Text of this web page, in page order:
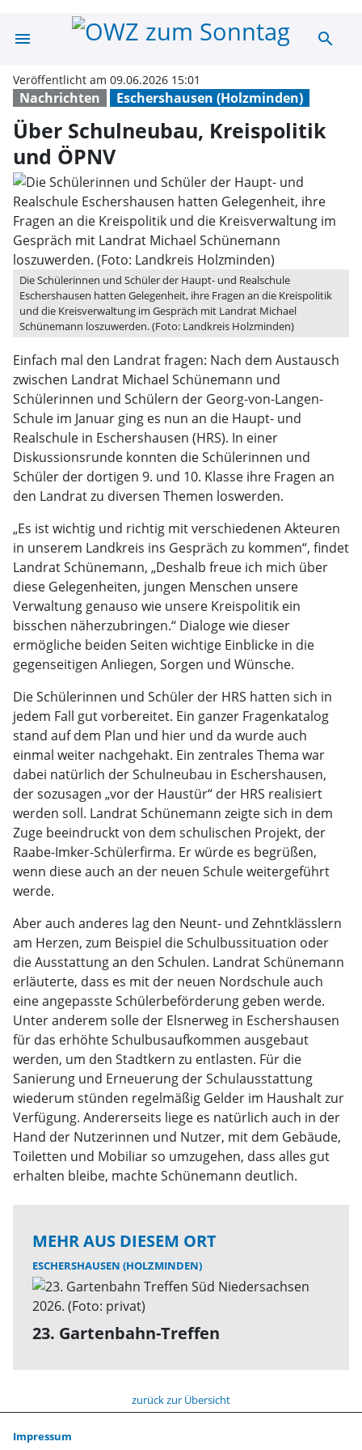
menu Über search
Nachrichten Eschershausen (Holzminden)
Veröffentlicht am 09.06.2026 15:01
Über Schulneubau, Kreispolitik
und ÖPNV
Die Schülerinnen und Schüler der Haupt- und Realschule
Eschershausen hatten Gelegenheit, ihre Fragen an die Kreispolitik
und die Kreisverwaltung im Gespräch mit Landrat Michael
Schünemann loszuwerden. (Foto: Landkreis Holzminden)
Einfach mal den Landrat fragen: Nach dem Austausch
zwischen Landrat Michael Schünemann und
Schülerinnen und Schülern der Georg-von-Langen-
Schule im Januar ging es nun an die Haupt- und
Realschule in Eschershausen (HRS). In einer
Diskussionsrunde konnten die Schülerinnen und
Schüler der dortigen 9. und 10. Klasse ihre Fragen an
den Landrat zu diversen Themen loswerden.
„Es ist wichtig und richtig mit verschiedenen Akteuren
in unserem Landkreis ins Gespräch zu kommen“, findet
Landrat Schünemann, „Deshalb freue ich mich über
diese Gelegenheiten, jungen Menschen unsere
Verwaltung genauso wie unsere Kreispolitik ein
bisschen näherzubringen.“ Dialoge wie dieser
ermögliche beiden Seiten wichtige Einblicke in die
gegenseitigen Anliegen, Sorgen und Wünsche.
Die Schülerinnen und Schüler der HRS hatten sich in
jedem Fall gut vorbereitet. Ein ganzer Fragenkatalog
stand auf dem Plan und hier und da wurde auch
einmal weiter nachgehakt. Ein zentrales Thema war
dabei natürlich der Schulneubau in Eschershausen,
der sozusagen „vor der Haustür“ der HRS realisiert
werden soll. Landrat Schünemann zeigte sich in dem
Zuge beeindruckt von dem schulischen Projekt, der
Raabe-Imker-Schülerfirma. Er würde es begrüßen,
wenn diese auch an der neuen Schule weitergeführt
werde.
Aber auch anderes lag den Neunt- und Zehntklässlern
am Herzen, zum Beispiel die Schulbussituation oder
die Ausstattung an den Schulen. Landrat Schünemann
erläuterte, dass es mit der neuen Nordschule auch
eine angepasste Schülerbeförderung geben werde.
Unter anderem solle der Elsnerweg in Eschershausen
für das erhöhte Schulbusaufkommen ausgebaut
werden, um den Stadtkern zu entlasten. Für die
Sanierung und Erneuerung der Schulausstattung
wiederum stünden regelmäßig Gelder im Haushalt zur
Verfügung. Andererseits liege es natürlich auch in der
Hand der Nutzerinnen und Nutzer, mit dem Gebäude,
Toiletten und Mobiliar so umzugehen, dass alles gut
erhalten bleibe, machte Schünemann deutlich.
MEHR AUS DIESEM ORT
ESCHERSHAUSEN (HOLZMINDEN)
23. Gartenbahn-Treffen
zurück zur Übersicht
Impressum